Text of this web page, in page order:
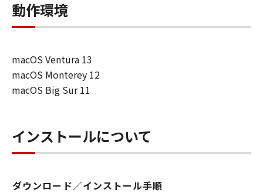
動作環境
macOS Ventura 13
macOS Monterey 12
macOS Big Sur 11
インストールについて
ダウンロード／インストール手順